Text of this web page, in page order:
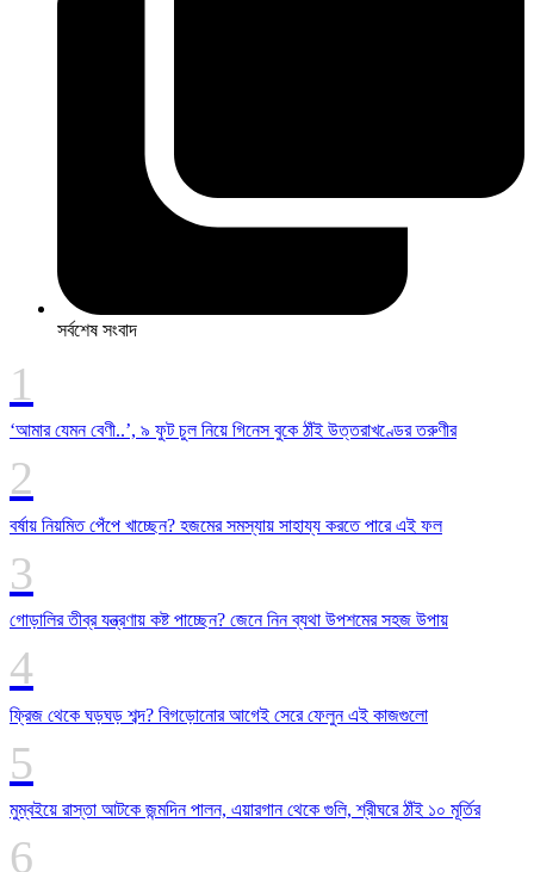
সর্বশেষ সংবাদ
‘আমার যেমন বেণী..’, ৯ ফুট চুল নিয়ে গিনেস বুকে ঠাঁই উত্তরাখণ্ডের তরুণীর
বর্ষায় নিয়মিত পেঁপে খাচ্ছেন? হজমের সমস্যায় সাহায্য করতে পারে এই ফল
গোড়ালির তীব্র যন্ত্রণায় কষ্ট পাচ্ছেন? জেনে নিন ব্যথা উপশমের সহজ উপায়
ফ্রিজ থেকে ঘড়ঘড় শব্দ? বিগড়োনোর আগেই সেরে ফেলুন এই কাজগুলো
মুম্বইয়ে রাস্তা আটকে জন্মদিন পালন, এয়ারগান থেকে গুলি, শ্রীঘরে ঠাঁই ১০ মূর্তির